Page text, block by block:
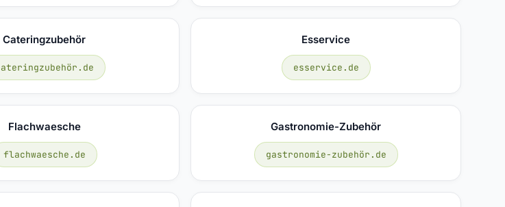
Cateringzubehör Esservice
esservice.de
Flachwaesche
flachwaesche.de
Gastronomie-Zubehör
gastronomie-zubehör.de